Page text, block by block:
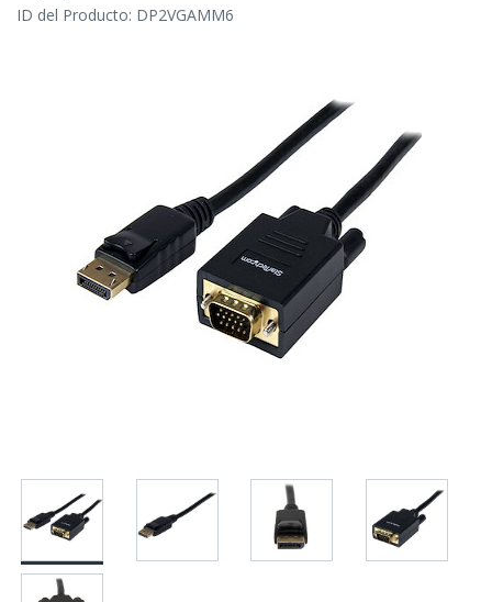
ID del Producto: DP2VGAMM6